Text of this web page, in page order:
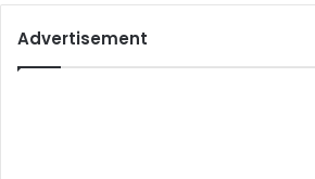
Advertisement